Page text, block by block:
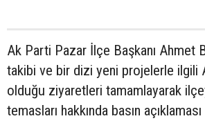
Ak Parti Pazar İlçe Başkanı Ahmet
takibi ve bir dizi yeni projelerle ilgili
olduğu ziyaretleri tamamlayarak
temasları hakkında basın